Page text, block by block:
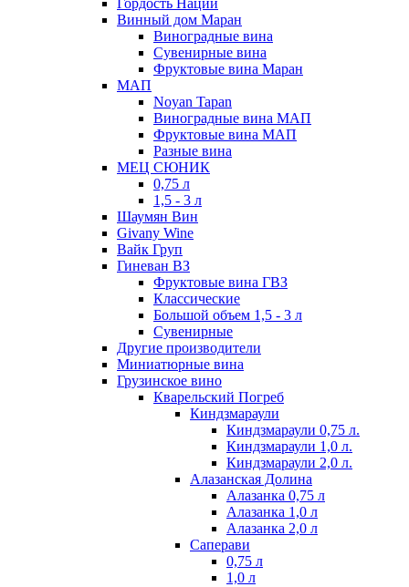
Гордость Нации
Винный дом Маран
Виноградные вина
Сувенирные вина
Фруктовые вина Маран
МАП
Noyan Tapan
Виноградные вина МАП
Фруктовые вина МАП
Разные вина
МЕЦ СЮНИК
0,75 л
1,5 - 3 л
Шаумян Вин
Givany Wine
Вайк Груп
Гиневан ВЗ
Фруктовые вина ГВЗ
Классические
Большой объем 1,5 - 3 л
Сувенирные
Другие производители
Миниатюрные вина
Грузинское вино
Кварельский Погреб
Киндзмараули
Киндзмараули 0,75 л.
Киндзмараули 1,0 л.
Киндзмараули 2,0 л.
Алазанская Долина
Алазанка 0,75 л
Алазанка 1,0 л
Алазанка 2,0 л
Саперави
0,75 л
1,0 л